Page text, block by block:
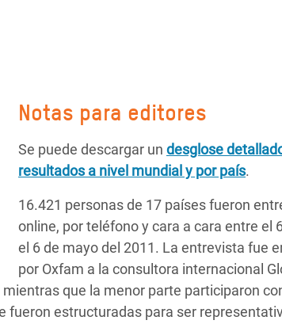
Notas para editores
Se puede descargar un desglose
resultados a nivel mundial y por país.
16.421 personas de 17 países fueron
online, por teléfono y cara a cara entre el
el 6 de mayo del 2011. La entrevista fue
por Oxfam a la consultora internacional
que la menor parte participaron
estructuradas para ser